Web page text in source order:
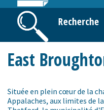
Recherche
East
Située en plein cœur de la
Appalaches, aux limites de